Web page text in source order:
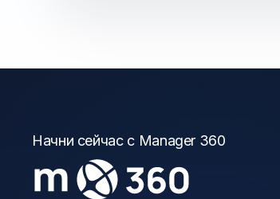
Начни сейчас с Manager 360